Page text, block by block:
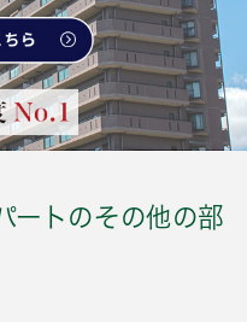
ートのその他の部